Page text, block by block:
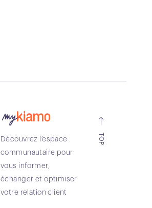
Découvrez l’espace
communautaire pour
vous informer,
échanger et optimiser
votre relation client
TOP